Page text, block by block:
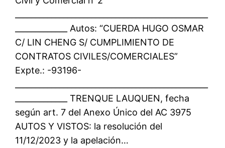
_____________ Autos: “CUERDA HUGO OSMAR
C/ LIN CHENG S/ CUMPLIMIENTO DE
CONTRATOS CIVILES/COMERCIALES”
Expte.: -93196-
_____________ TRENQUE LAUQUEN, fecha
según art. 7 del Anexo Único del AC 3975
AUTOS Y VISTOS: la resolución del
11/12/2023 y la apelación…